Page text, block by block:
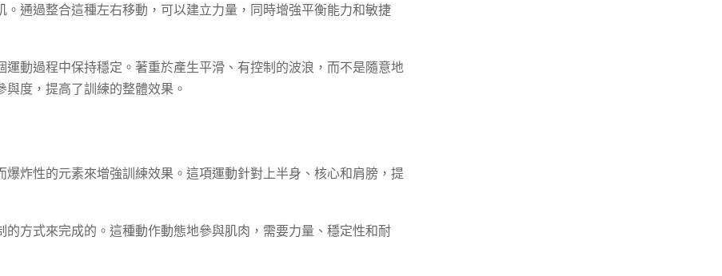
通過整合這種左右移動，可以建立力量，同時增強平衡能力和敏捷
動過程中保持穩定。著重於產生平滑、有控制的波浪，而不是隨意地
度，提高了訓練的整體效果。
炸性的元素來增強訓練效果。這項運動針對上半身、核心和肩膀，提
方式來完成的。這種動作動態地參與肌肉，需要力量、穩定性和耐